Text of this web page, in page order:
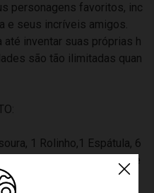
personagens favoritos, inc
e seus incríveis amigos.
até inventar suas próprias h
são tão ilimitadas quan
1 Rolinho,1 Espátula, 6
4 Moldes dos Personage